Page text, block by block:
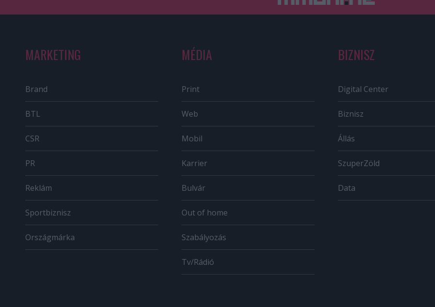
MARKETING
Brand
BTL
CSR
PR
Reklám
Sportbiznisz
Országmárka
MÉDIA
Print
Web
Mobil
Karrier
Bulvár
Out of home
Szabályozás
Tv/Rádió
BIZNISZ
Digital Center
Biznisz
Állás
SzuperZöld
Data